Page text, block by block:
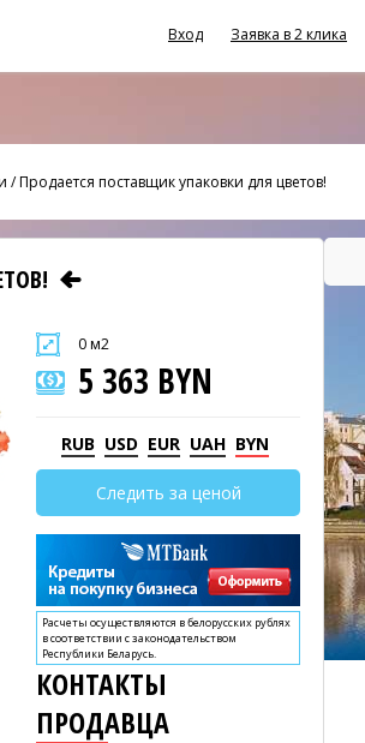
Вход Заявка в 2 клика
/Продается поставщик упаковки для цветов!
0 м2
5 363 BYN
RUB USD EUR UAH BYN
Следить за ценой
Расчеты осуществляются в белорусских рублях
в соответствии с законодательством
Республики Беларусь.
КОНТАКТЫ
ПРОДАВЦА